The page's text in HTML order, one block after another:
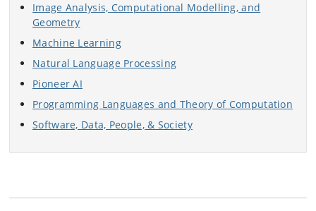
Image Analysis, Computational Modelling, and
Geometry
Machine Learning
Natural Language Processing
Pioneer AI
Programming Languages and Theory of Computation
Software, Data, People, & Society